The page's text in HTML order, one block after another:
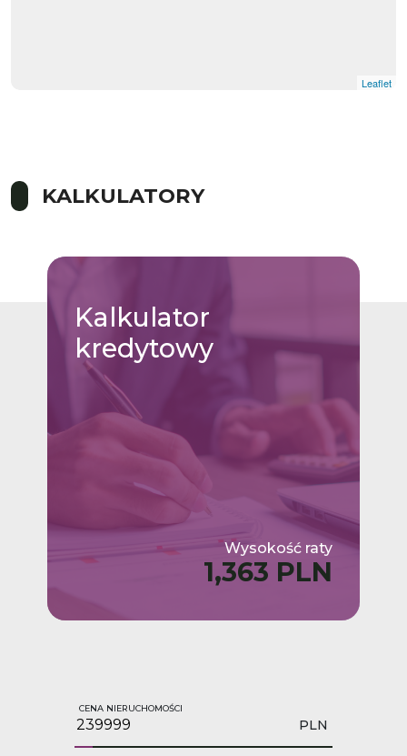
© OpenStreetMap contributors
KALKULATORY
Kalkulator
kredytowy
Wysokość raty
1,363 PLN
CENA NIERUCHOMOŚCI
PLN